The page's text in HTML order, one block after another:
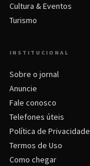
Cultura & Eventos
Turismo
INSTITUCIONAL
Sobre o jornal
Anuncie
Fale conosco
Telefones úteis
Política de Privacidade
Termos de Uso
Como chegar